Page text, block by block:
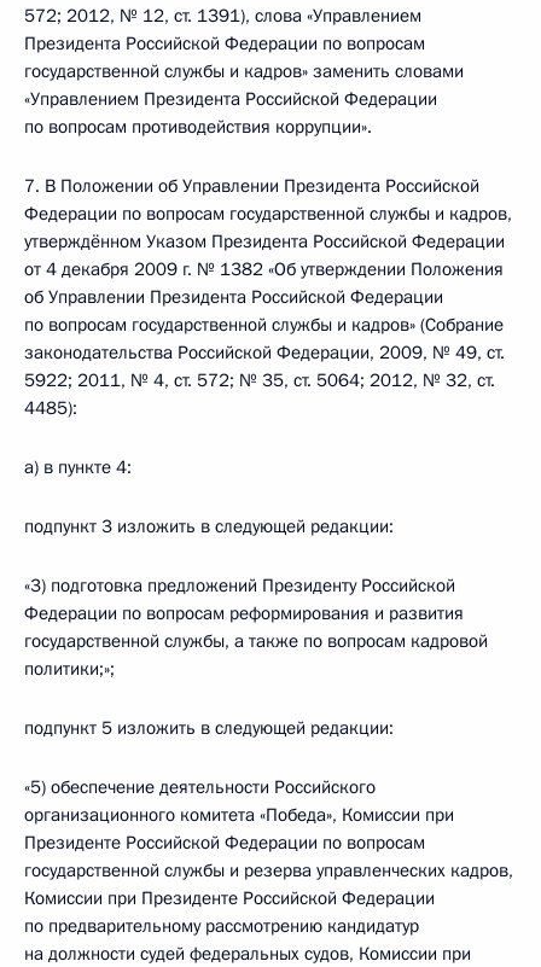
572; 2012, № 12, ст. 1391), слова «Управлением
Президента Российской Федерации по вопросам
государственной службы и кадров» заменить словами
«Управлением Президента Российской Федерации
по вопросам противодействия коррупции».
7. В Положении об Управлении Президента Российской
Федерации по вопросам государственной службы и кадров,
утверждённом Указом Президента Российской Федерации
от 4 декабря 2009 г. № 1382 «Об утверждении Положения
об Управлении Президента Российской Федерации
по вопросам государственной службы и кадров» (Собрание
законодательства Российской Федерации, 2009, № 49, ст.
5922; 2011, № 4, ст. 572; № 35, ст. 5064; 2012, № 32, ст.
4485):
а) в пункте 4:
подпункт 3 изложить в следующей редакции:
«3) подготовка предложений Президенту Российской
Федерации по вопросам реформирования и развития
государственной службы, а также по вопросам кадровой
политики;»;
подпункт 5 изложить в следующей редакции:
«5) обеспечение деятельности Российского
организационного комитета «Победа», Комиссии при
Президенте Российской Федерации по вопросам
государственной службы и резерва управленческих кадров,
Комиссии при Президенте Российской Федерации
по предварительному рассмотрению кандидатур
на должности судей федеральных судов, Комиссии при